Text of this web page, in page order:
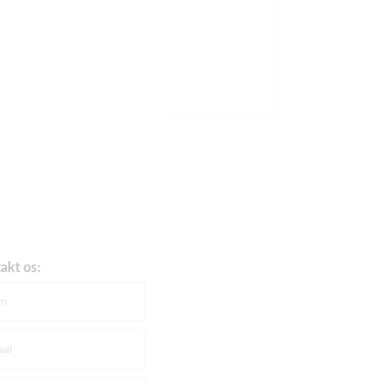
os: